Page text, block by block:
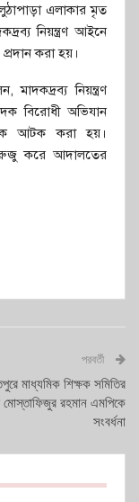
এলাকার মৃত
নিয়ন্ত্রণ আইনে
করা হয়।
নিয়ন্ত্রণ
বিরোধী অভিযান
আটক করা হয়।
রুজু করে আদালতের
পরবর্তী
মাধ্যমিক শিক্ষক সমিতির
রহমান এমপিকে
সংবর্ধনা